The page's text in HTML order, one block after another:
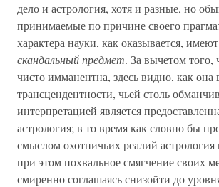
дело и астрология, хотя и разные, но
принимаемые по причине своего
характера науки, как оказывается, имеют
скандальный предмет. За вычетом того,
чисто имманентна, здесь видно, как она
трансцендентности, чьей столь
интерпретацией является
астрология; в то время как словно бы
смыслом охотничьих реалий астрология
при этом похвальное смягчение своих
смиренно соглашаясь снизойти до